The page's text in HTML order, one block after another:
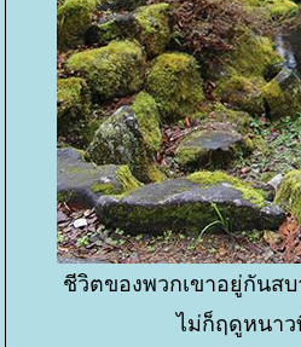
ชีวิตของพวกเขาอยู่กันส
ไม่ก็ฤดูหนาว